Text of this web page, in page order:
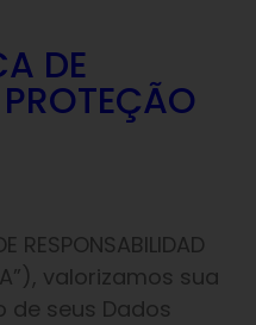
DE
RESPONSABILIDAD
valorizamos sua
seus Dados